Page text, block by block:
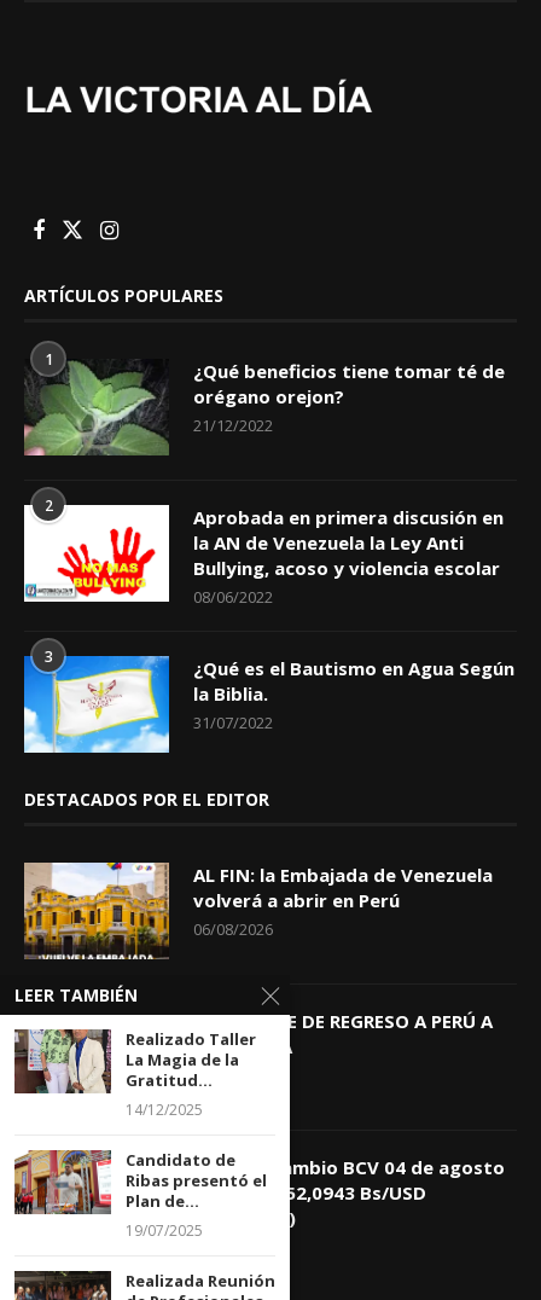
ARTÍCULOS POPULARES
1
¿Qué beneficios tiene tomar té de
orégano orejon?
21/12/2022
2
Aprobada en primera discusión en
la AN de Venezuela la Ley Anti
Bullying, acoso y violencia escolar
08/06/2022
3
¿Qué es el Bautismo en Agua Según
la Biblia.
31/07/2022
DESTACADOS POR EL EDITOR
AL FIN: la Embajada de Venezuela
volverá a abrir en Perú
06/08/2026
KEIKO TRAE DE REGRESO A PERÚ A
GIOVANNA
04/08/2026
Tasa de Cambio BCV 04 de agosto
de 2026: 752,0943 Bs/USD
(+0,4418%)
LEER TAMBIÉN
Realizado Taller
La Magia de la
Gratitud...
14/12/2025
Candidato de
Ribas presentó el
Plan de...
19/07/2025
Realizada Reunión